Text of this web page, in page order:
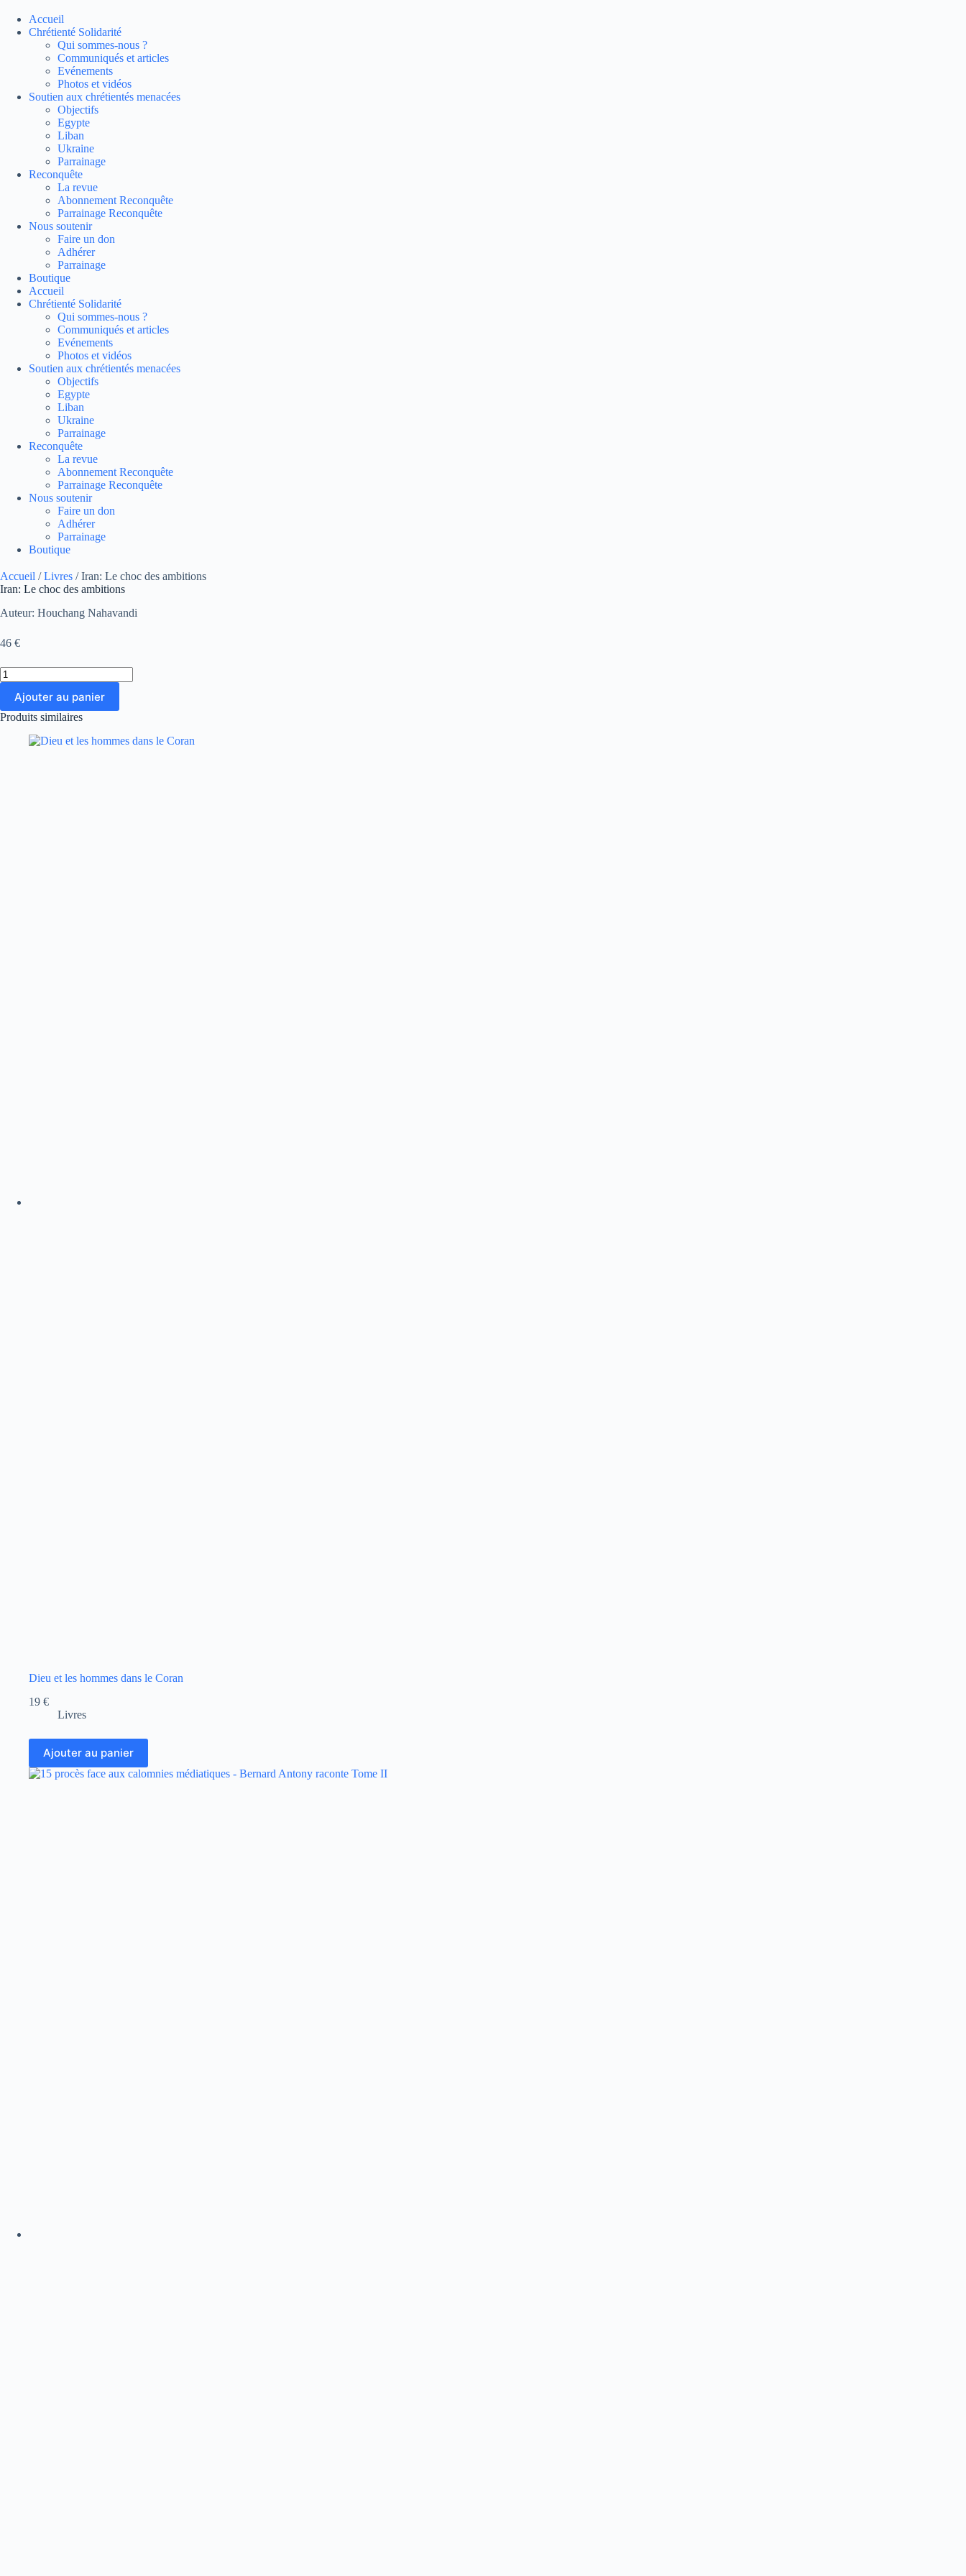
contenu
Accueil
Chrétienté Solidarité
Qui sommes-nous ?
Communiqués et articles
Evénements
Photos et vidéos
Soutien aux chrétientés menacées
Objectifs
Egypte
Liban
Ukraine
Parrainage
Reconquête
La revue
Abonnement Reconquête
Parrainage Reconquête
Nous soutenir
Faire un don
Adhérer
Parrainage
Boutique
Accueil
Chrétienté Solidarité
Qui sommes-nous ?
Communiqués et articles
Evénements
Photos et vidéos
Soutien aux chrétientés menacées
Objectifs
Egypte
Liban
Ukraine
Parrainage
Reconquête
La revue
Abonnement Reconquête
Parrainage Reconquête
Nous soutenir
Faire un don
Adhérer
Parrainage
Boutique
Accueil /Livres / Iran: Le choc des ambitions
Iran: Le choc des ambitions
Auteur: Houchang Nahavandi
46 €
quantité
de
Iran:
Le
choc
ambitions
Ajouter au panier
Produits similaires
Dieu et les hommes dans le Coran
19 €
Livres
Ajouter au panier